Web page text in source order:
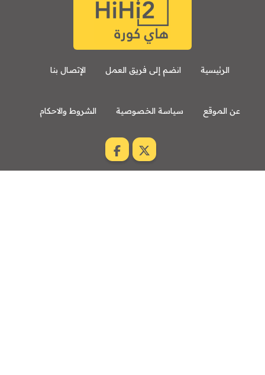
الرئيسية انضم إلى فريق العمل الإتصال بنا
عن الموقع سياسة الخصوصية الشروط والاحكام